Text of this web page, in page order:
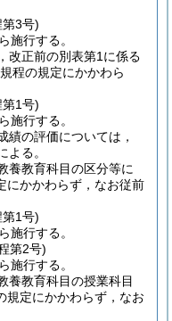
3号)
施行する。
改正前の別表第1に係る
程の規定にかかわら
1号)
施行する。
績の評価については，
る。
養教育科目の区分等に
にかかわらず，なお従前
1号)
施行する。
第2号)
施行する。
養教育科目の授業科目
規定にかかわらず，なお